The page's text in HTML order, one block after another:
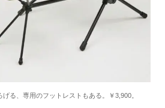
る、専用のフットレストもある。￥3,900。